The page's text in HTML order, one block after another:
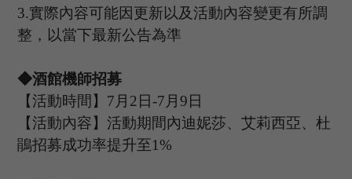
3.實際內容可能因更新以及活動內容變更有所調
整，以當下最新公告為準
◆酒館機師招募
【活動時間】 7 月 2 日-7 月9日
【活動內容】活動期間內迪妮莎、艾莉西亞、杜
鵑招募成功率提升至1%